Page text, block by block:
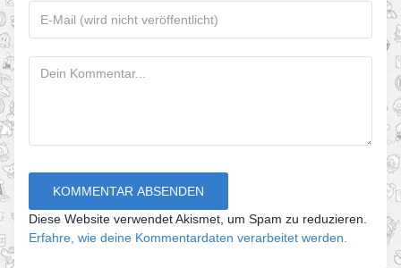
Diese Website verwendet Akismet, um Spam zu reduzieren.
Erfahre, wie deine Kommentardaten verarbeitet werden.